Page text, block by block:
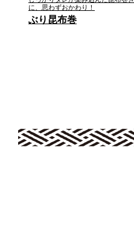
に、思わずおかわり！
ぶり昆布巻